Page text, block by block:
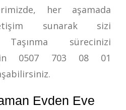
her aşamada
sunarak sizi
Taşınma sürecinizi
0507 703 08 01
Evden Eve